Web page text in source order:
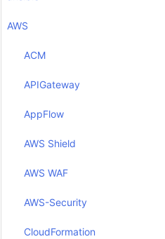
AWS
ACM
APIGateway
AppFlow
AWS Shield
AWS WAF
AWS-Security
CloudFormation